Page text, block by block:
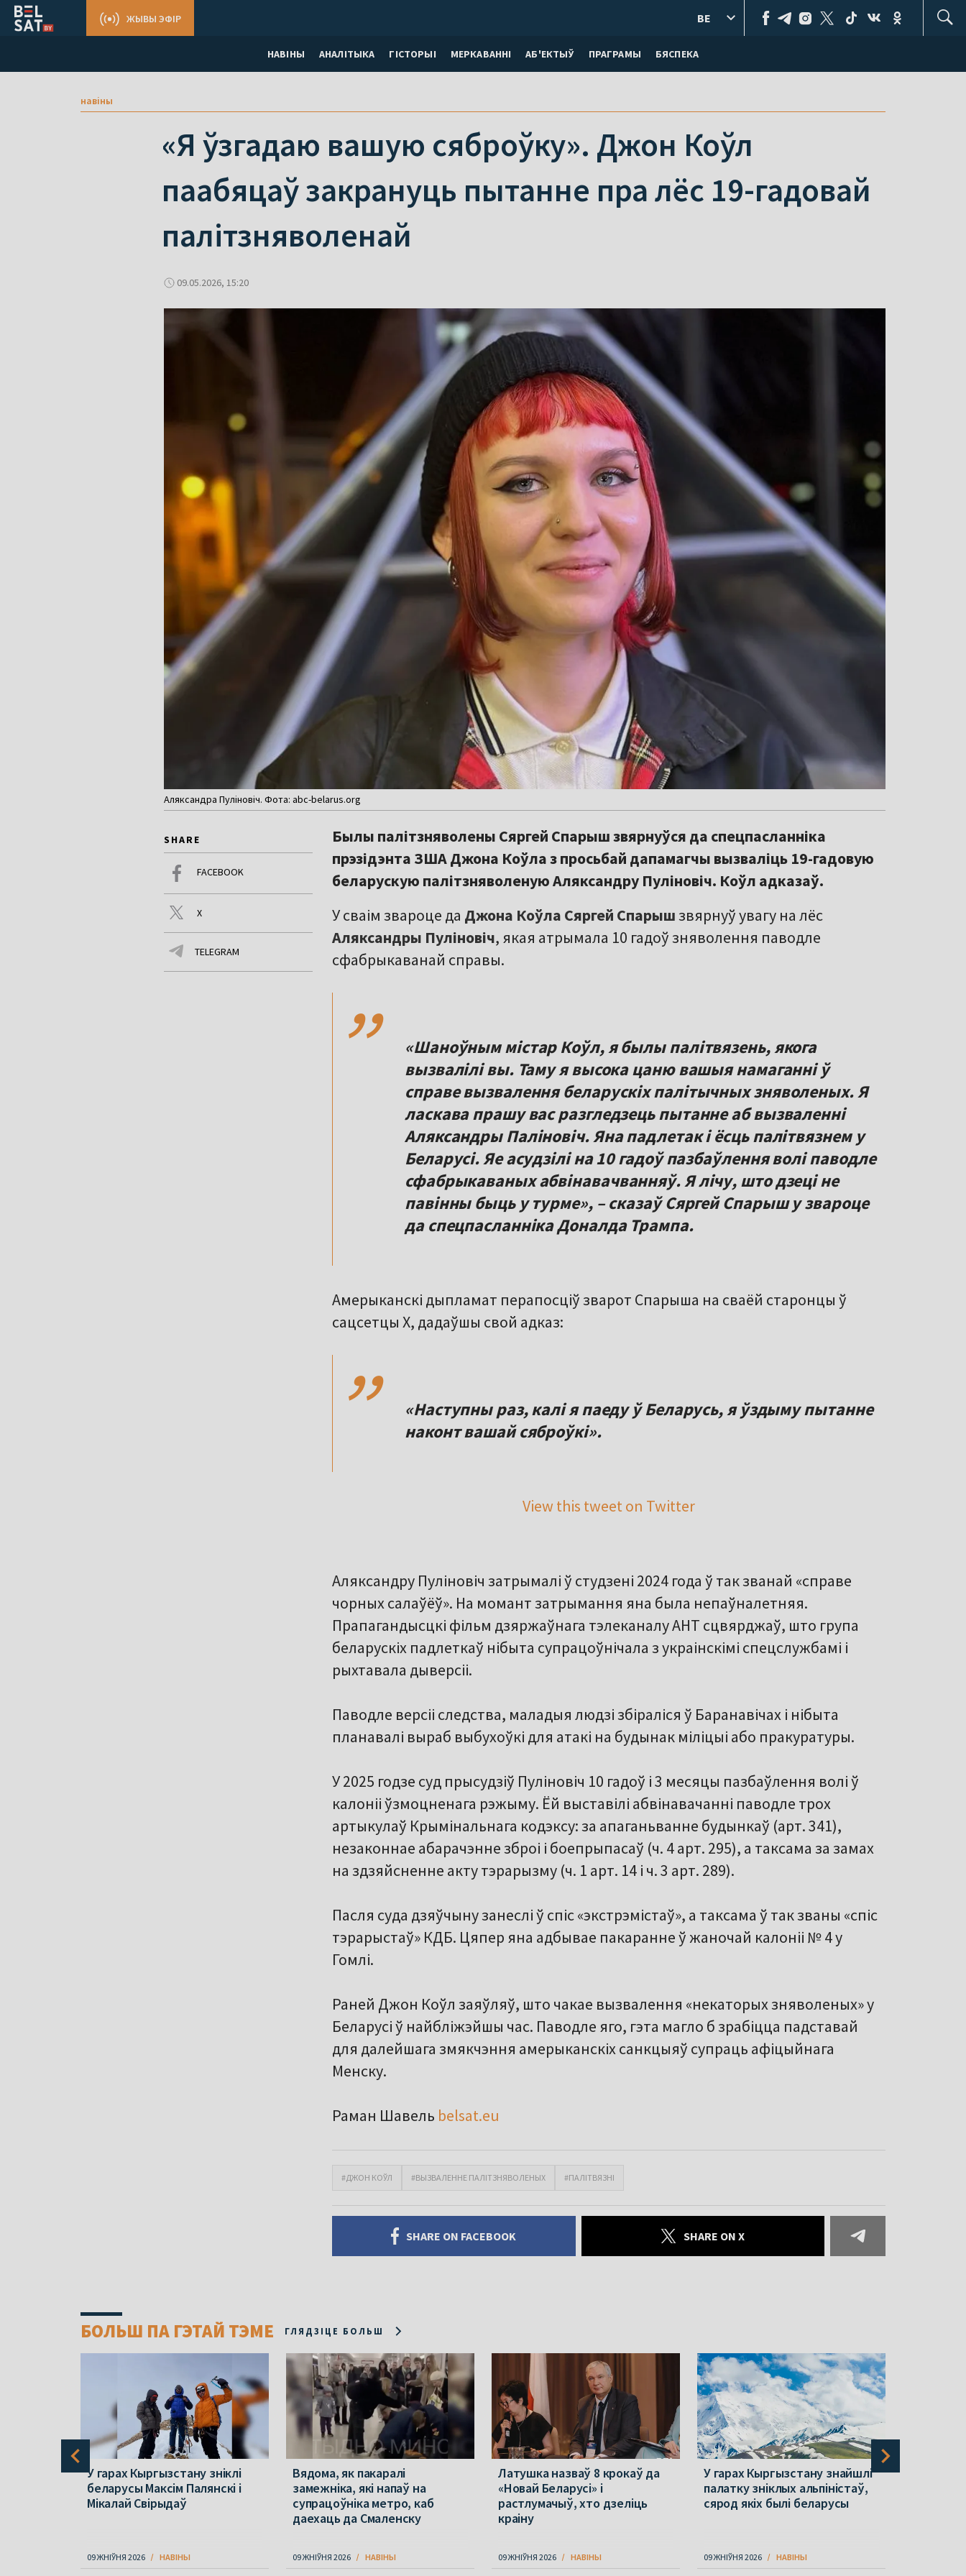
НАВІНЫ АНАЛІТЫКА ГІСТОРЫІ МЕРКАВАННI АБ'ЕКТЫЎ ПРАГРАМЫ БЯСПЕКА
ЖЫВЫ ЭФІР BE
навіны
«Я ўзгадаю вашую сяброўку». Джон Коўл
паабяцаў закрануць пытанне пра лёс 19-гадовай
палітзняволенай
09.05.2026, 15:20
Аляксандра Пуліновіч. Фота: abc-belarus.org
SHARE
FACEBOOK
X
TELEGRAM
Былы палітзняволены Сяргей Спарыш звярнуўся да спецпасланніка
прэзідэнта ЗША Джона Коўла з просьбай дапамагчы вызваліць 19-гадовую
беларускую палітзняволеную Аляксандру Пуліновіч. Коўл адказаў.
У сваім звароце да Джона Коўла Сяргей Спарышзвярнуў увагу на лёс
Аляксандры Пуліновіч, якая атрымала 10 гадоў зняволення паводле
сфабрыкаванай справы.
,,
«Шаноўным містар Коўл, я былы палітвязень, якога
вызвалілі вы. Таму я высока цаню вашыя намаганні ў
справе вызвалення беларускіх палітычных зняволеных. Я
ласкава прашу вас разгледзець пытанне аб вызваленні
Аляксандры Паліновіч. Яна падлетак і ёсць палітвязнем у
Беларусі. Яе асудзілі на 10 гадоў пазбаўлення волі паводле
сфабрыкаваных абвінавачванняў. Я лічу, што дзеці не
павінны быць у турме», – сказаў Сяргей Спарыш у звароце
да спецпасланніка Доналда Трампа.
Амерыканскі дыпламат перапосціў зварот Спарыша на сваёй старонцы ў
сацсетцы Х, дадаўшы свой адказ:
,,
«Наступны раз, калі я паеду ў Беларусь, я ўздыму пытанне
наконт вашай сяброўкі».
View this tweet on Twitter
Аляксандру Пуліновіч затрымалі ў студзені 2024 года ў так званай «справе
чорных салаўёў». На момант затрымання яна была непаўналетняя.
Прапагандысцкі фільм дзяржаўнага тэлеканалу АНТ сцвярджаў, што група
беларускіх падлеткаў нібыта супрацоўнічала з украінскімі спецслужбамі і
рыхтавала дыверсіі.
Паводле версіі следства, маладыя людзі збіраліся ў Баранавічах і нібыта
планавалі выраб выбухоўкі для атакі на будынак міліцыі або пракуратуры.
У 2025 годзе суд прысудзіў Пуліновіч 10 гадоў і 3 месяцы пазбаўлення волі ў
калоніі ўзмоцненага рэжыму. Ёй выставілі абвінавачанні паводле трох
артыкулаў Крымінальнага кодэксу: за апаганьванне будынкаў (арт. 341),
незаконнае абарачэнне зброі і боепрыпасаў (ч. 4 арт. 295), а таксама за замах
на здзяйсненне акту тэрарызму (ч. 1 арт. 14 і ч. 3 арт. 289).
Пасля суда дзяўчыну занеслі ў спіс «экстрэмістаў», а таксама ў так званы «спіс
тэрарыстаў» КДБ. Цяпер яна адбывае пакаранне ў жаночай калоніі № 4 у
Гомлі.
Раней Джон Коўл заяўляў, што чакае вызвалення «некаторых зняволеных» у
Беларусі ў найбліжэйшы час. Паводле яго, гэта магло б зрабіцца падставай
для далейшага змякчэння амерыканскіх санкцыяў супраць афіцыйнага
Менску.
Раман Шавель belsat.eu
#ДЖОН КОЎЛ #ВЫЗВАЛЕННЕ ПАЛІТЗНЯВОЛЕНЫХ #ПАЛІТВЯЗНІ
SHARE ON FACEBOOK SHARE ON X
БОЛЬШ ПА ГЭТАЙ ТЭМЕ ГЛЯДЗІЦЕ БОЛЬШ
У гарах Кыргызстану зніклі
беларусы Максім Палянскі і
Мікалай Свірыдаў
09 ЖНІЎНЯ 2026 НАВІНЫ
Вядома, як пакаралі
замежніка, які напаў на
супрацоўніка метро, каб
даехаць да Смаленску
09 ЖНІЎНЯ 2026 НАВІНЫ
Латушка назваў 8 крокаў да
«Новай Беларусі» і
растлумачыў, хто дзеліць
краіну
09 ЖНІЎНЯ 2026 НАВІНЫ
У гарах Кыргызстану знайшлі
палатку зніклых альпіністаў,
сярод якіх былі беларусы
09 ЖНІЎНЯ 2026 НАВІНЫ